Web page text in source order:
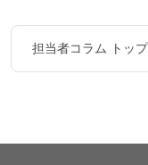
担当者コラム トッ